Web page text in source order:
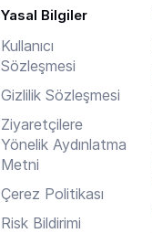
Yasal Bilgiler
Kullanıcı
Sözleşmesi
Gizlilik Sözleşmesi
Ziyaretçilere
Yönelik Aydınlatma
Metni
Çerez Politikası
Risk Bildirimi